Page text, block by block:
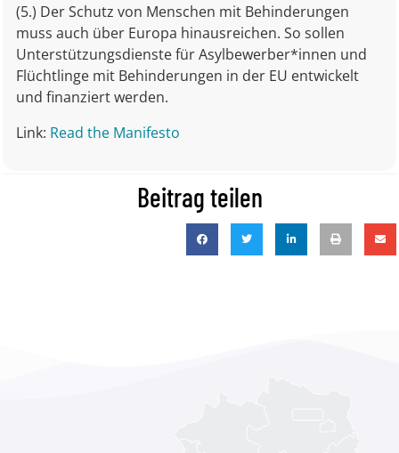
(5.) Der Schutz von Menschen mit Behinderungen
muss auch über Europa hinausreichen. So sollen
Unterstützungsdienste für Asylbewerber*innen und
Flüchtlinge mit Behinderungen in der EU entwickelt
und finanziert werden.
Link: Read the Manifesto
Beitrag teilen